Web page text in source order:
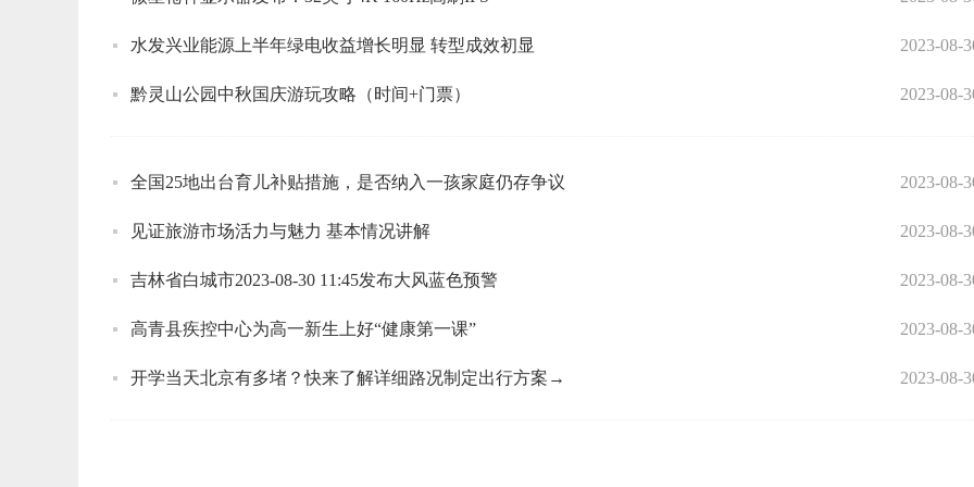
水发兴业能源上半年绿电收益增长明显 转型成效初显 2023-08-
黔灵山公园中秋国庆游玩攻略（时间+门票） 2023-08-
全国25地出台育儿补贴措施，是否纳入一孩家庭仍存争议 2023-08-
见证旅游市场活力与魅力 基本情况讲解 2023-08-
吉林省白城市2023-08-30 11:45发布大风蓝色预警 2023-08-
高青县疾控中心为高一新生上好“健康第一课” 2023-08-
开学当天北京有多堵？快来了解详细路况制定出行方案→ 2023-08-